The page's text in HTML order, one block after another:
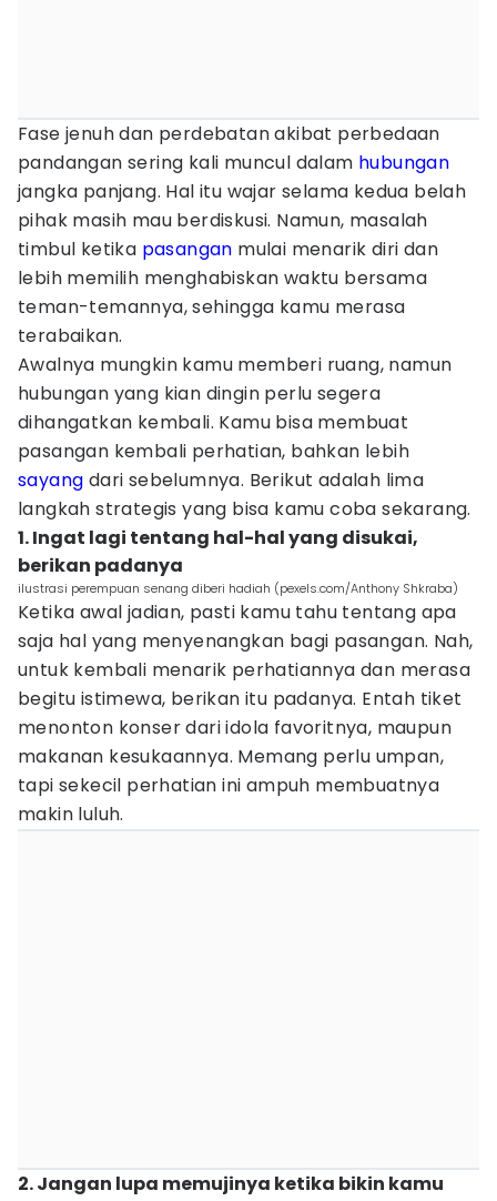
Fase jenuh dan perdebatan akibat perbedaan
pandangan sering kali muncul dalam hubungan
jangka panjang. Hal itu wajar selama kedua belah
pihak masih mau berdiskusi. Namun, masalah
timbul ketika pasangan mulai menarik diri dan
lebih memilih menghabiskan waktu bersama
teman-temannya, sehingga kamu merasa
terabaikan.
Awalnya mungkin kamu memberi ruang, namun
hubungan yang kian dingin perlu segera
dihangatkan kembali. Kamu bisa membuat
pasangan kembali perhatian, bahkan lebih
sayang dari sebelumnya. Berikut adalah lima
langkah strategis yang bisa kamu coba sekarang.
1. Ingat lagi tentang hal-hal yang disukai,
berikan padanya
ilustrasi perempuan senang diberi hadiah (pexels.com/Anthony Shkraba)
Ketika awal jadian, pasti kamu tahu tentang apa
saja hal yang menyenangkan bagi pasangan. Nah,
untuk kembali menarik perhatiannya dan merasa
begitu istimewa, berikan itu padanya. Entah tiket
menonton konser dari idola favoritnya, maupun
makanan kesukaannya. Memang perlu umpan,
tapi sekecil perhatian ini ampuh membuatnya
makin luluh.
2. Jangan lupa memujinya ketika bikin kamu